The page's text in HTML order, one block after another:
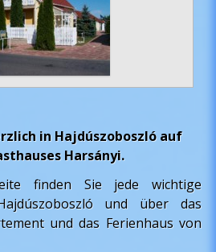
in Hajdúszoboszló auf
Harsányi.
finden Sie jede wichtige
und über das
und das Ferienhaus von